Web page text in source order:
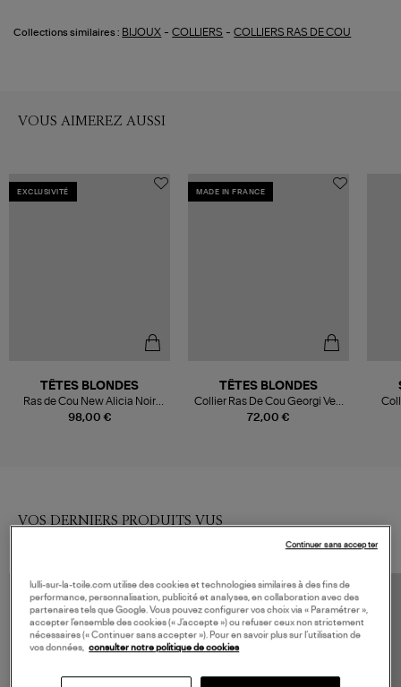
Collections similaires : BIJOUX -COLLIERS -COLLIERS RAS DE COU
VOUS AIMEREZ AUSSI
EXCLUSIVITÉ
98,00 €
TÊTES BLONDES
Ras de Cou New Alicia Noir
Mat 38cm, Exclu Lulli
MADE IN FRANCE
72,00 €
TÊTES BLONDES
Collier Ras De Cou Georgi Vert
38cm, Capsule Véronika
VOS DERNIERS PRODUITS VUS
lulli-sur-la-toile.com utilise des cookies et technologies similaires à des fins de
performance, personnalisation, publicité et analyses, en collaboration avec des
partenaires tels que Google. Vous pouvez configurer vos choix via « Paramétrer »,
accepter l’ensemble des cookies (« J’accepte ») ou refuser ceux non strictement
nécessaires (« Continuer sans accepter »). Pour en savoir plus sur l’utilisation de
vos données, consulter notre politique de cookies
Continuer sans accepter